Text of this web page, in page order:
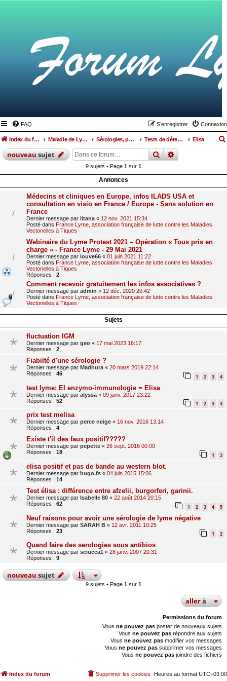
FAQ Connexion
S’enregistrer
Index du forum Maladie de Lyme Sérologies, ponctions lombaires, IRM et autres examens Tests de détection Lyme et coinfections Elisa
nouveausujet rechercher
recherche
9 sujets • Page 1 sur 1
Annonces
Médecins et cliniques en Europe, infos ILADS USA et
consultation en visio en France / Europe - Sans solution en
France
Dernier message par litana « 12 nov. 2021 15:34
Posté dans France Lyme, association française de lutte contre les Maladies
Vectorielles à Tiques
Webinaire du Lyme Protest 2021 – Opération « Tous pris en
charge » - France Lyme - 29 Mai 2021
Dernier message par louve66 « 01 juin 2021 11:22
Posté dans France Lyme, association française de lutte contre les Maladies
Vectorielles à Tiques
Réponses : 2
Comment recevoir gratuitement les infos associatives ?
Dernier message par admin « 12 déc. 2020 20:42
Posté dans France Lyme, association française de lutte contre les Maladies
Vectorielles à Tiques
Sujets
fluctuation IGM
Dernier message par geo « 17 mai 2023 16:17
Réponses : 2
Fiabilté d'une sérologie ?
Dernier message par Madhura « 20 mars 2019 22:14
Réponses : 46 1 2 3 4
test lyme: EI enzymo-immunologie = Elisa
Dernier message par alyssa « 09 janv. 2017 23:22
Réponses : 52 1 2 3 4
prix test melisa
Dernier message par perce neige « 16 nov. 2016 13:14
Réponses : 4
Existe t'il des faux positif?????
Dernier message par pepette « 26 sept. 2016 00:00
Réponses : 18 1 2
elisa positif et pas de bande au western blot.
Dernier message par hugo.fs « 04 juin 2015 15:06
Réponses : 14
Test élisa : différence entre afzelii, burgorferi, garinii.
Dernier message par Isabelle 80 « 22 août 2014 20:15
Réponses : 62 1 2 3 4 5
Neuf raisons pour avoir une sérologie de lyme négative
Dernier message par SARAH B « 12 avr. 2011 10:25
Réponses : 23 1 2
Quand faire des serologies sous antibios
Dernier message par sciucca1 « 28 janv. 2007 20:31
Réponses : 9
nouveausujet
9 sujets • Page 1 sur 1
allerà
Permissions du forum
Vous ne pouvez pas poster de nouveaux sujets
Vous ne pouvez pas répondre aux sujets
Vous ne pouvez pas modifier vos messages
Vous ne pouvez pas supprimer vos messages
Vous ne pouvez pas joindre des fichiers
Index du forum Heures au format UTC+03:00
Supprimer les cookies